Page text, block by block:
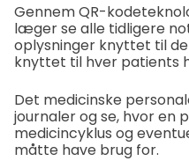
Gennem QR-
læger se alle tidligere
oplysninger knyttet til
knyttet til hver patients
Det medicinske
journaler og se, hvor en
medicincyklus og
måtte have brug for.